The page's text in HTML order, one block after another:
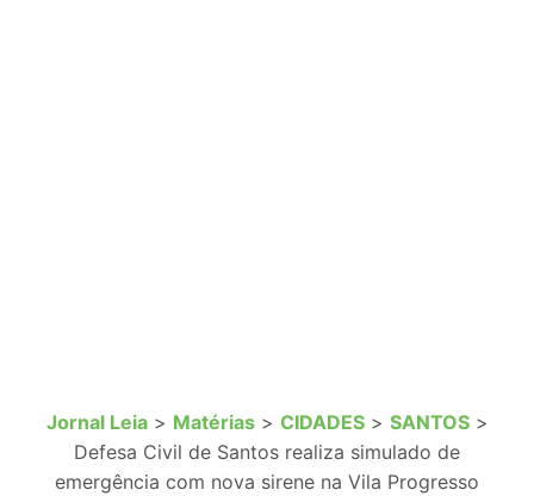
Jornal Leia> Matérias> CIDADES> SANTOS>
Defesa Civil de Santos realiza simulado de
emergência com nova sirene na Vila Progresso